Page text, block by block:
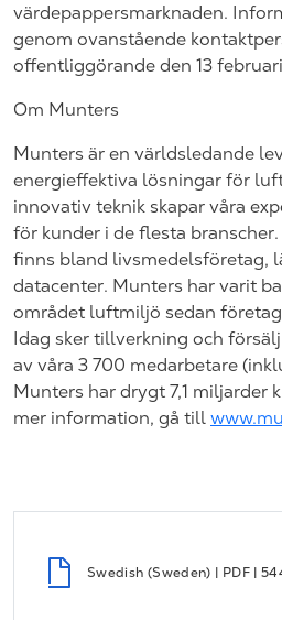
värdepappersmarknaden.
genom ovanstående
offentliggörande den 13
Om Munters
Munters är en världsledande
energieffektiva lösningar för
innovativ teknik skapar våra
för kunder i de flesta
finns bland livsmedelsföretag,
datacenter. Munters har varit
området luftmiljö sedan
Idag sker tillverkning och
av våra 3 700 medarbetare
Munters har drygt 7,1 miljarder
mer information, gå till
Swedish (Sweden) | PDF |